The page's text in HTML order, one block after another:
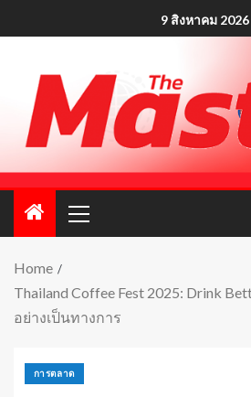
9 สิงหาคม 2026
Home
Thailand Coffee Fest 2025: Drink
อย่างเป็นทางการ
การตลาด